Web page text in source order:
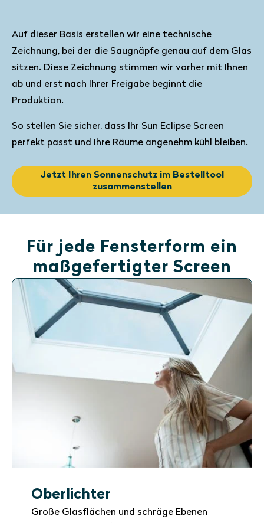
Auf dieser Basis erstellen wir eine technische
Zeichnung, bei der die Saugnäpfe genau auf dem Glas
sitzen. Diese Zeichnung stimmen wir vorher mit Ihnen
ab und erst nach Ihrer Freigabe beginnt die
Produktion.
So stellen Sie sicher, dass Ihr Sun Eclipse Screen
perfekt passt und Ihre Räume angenehm kühl bleiben.
Jetzt Ihren Sonnenschutz im Bestelltool
zusammenstellen
Für jede Fensterform ein
maßgefertigter Screen
Oberlichter
Große Glasflächen und schräge Ebenen